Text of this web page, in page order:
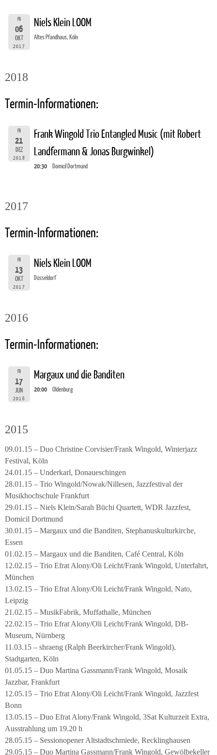
FR
06
OKT
2017
Niels Klein LOOM
Altes Pfandhaus, Köln
2018
Termin-Informationen:
FR
21
DEZ
2018
Frank Wingold Trio Entangled Music (mit Robert
Landfermann & Jonas Burgwinkel)
20:30 Domicil Dortmund
2017
Termin-Informationen:
FR
13
OKT
2017
Niels Klein LOOM
Düsseldorf
2016
Termin-Informationen:
FR
17
JUN
2016
Margaux und die Banditen
20:00 Oldenburg
2015
09.01.15 – Duo Christine Corvisier/Frank Wingold, Winterjazz
Festival, Köln
24.01.15 – Underkarl, Donaueschingen
28.01.15 – Trio Wingold/Nowak/Nillesen, Jazzfestival der
Musikhochschule Frankfurt
29.01.15 – Niels Klein/Sarah Büchi Quartett, WDR Jazzfest,
Domicil Dortmund
30.01.15 – Margaux und die Banditen, Stephanuskulturkirche,
Essen
01.02.15 – Margaux und die Banditen, Café Central, Köln
12.02.15 – Trio Efrat Alony/Oli Leicht/Frank Wingold, Unterfahrt,
München
13.02.15 – Trio Efrat Alony/Oli Leicht/Frank Wingold, Nato,
Leipzig
21.02.15 – MusikFabrik, Muffathalle, München
22.02.15 – Trio Efrat Alony/Oli Leicht/Frank Wingold, DB-
Museum, Nürnberg
11.03.15 – shraeng (Ralph Beerkircher/Frank Wingold),
Stadtgarten, Köln
01.05.15 – Duo Martina Gassmann/Frank Wingold, Mosaik
Jazzbar, Frankfurt
12.05.15 – Trio Efrat Alony/Oli Leicht/Frank Wingold, Jazzfest
Bonn
13.05.15 – Duo Efrat Alony/Frank Wingold, 3Sat Kulturzeit Extra,
Ausstrahlung um 19.20 h
28.05.15 – Sessionopener Altstadtschmiede, Recklinghausen
29.05.15 – Duo Martina Gassmann/Frank Wingold, Gewölbekeller